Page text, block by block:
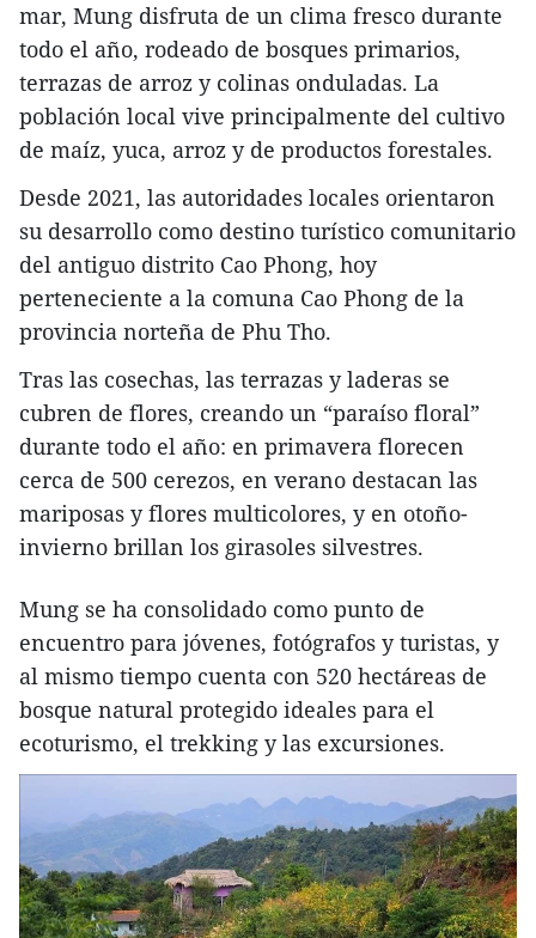
mar, Mung disfruta de un clima fresco durante
todo el año, rodeado de bosques primarios,
terrazas de arroz y colinas onduladas. La
población local vive principalmente del cultivo
de maíz, yuca, arroz y de productos forestales.
Desde 2021, las autoridades locales orientaron
su desarrollo como destino turístico comunitario
del antiguo distrito Cao Phong, hoy
perteneciente a la comuna Cao Phong de la
provincia norteña de Phu Tho.
Tras las cosechas, las terrazas y laderas se
cubren de flores, creando un “paraíso floral”
durante todo el año: en primavera florecen
cerca de 500 cerezos, en verano destacan las
mariposas y flores multicolores, y en otoño-
invierno brillan los girasoles silvestres.
Mung se ha consolidado como punto de
encuentro para jóvenes, fotógrafos y turistas, y
al mismo tiempo cuenta con 520 hectáreas de
bosque natural protegido ideales para el
ecoturismo, el trekking y las excursiones.